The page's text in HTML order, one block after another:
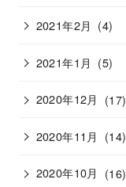
2021年2月 (4)
2021年1月 (5)
2020年12月 (17)
2020年11月 (14)
2020年10月 (16)